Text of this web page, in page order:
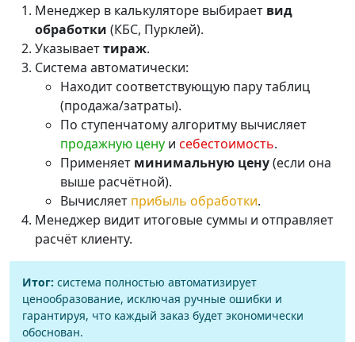
Менеджер в калькуляторе выбирает вид
обработки (КБС, Пурклей).
Указываеттираж.
Система автоматически:
Находит соответствующую пару таблиц
(продажа/затраты).
По ступенчатому алгоритму вычисляет
продажную цену и себестоимость.
Применяет минимальную цену(если она
выше расчётной).
Вычисляет прибыль обработки.
Менеджер видит итоговые суммы и отправляет
расчёт клиенту.
Итог: система полностью автоматизирует
ценообразование, исключая ручные ошибки и
гарантируя, что каждый заказ будет экономически
обоснован.